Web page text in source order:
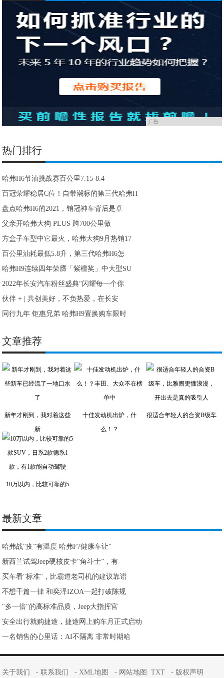
广告
热门排行
哈弗H6节油挑战赛百公里7.15-8.4
百冠荣耀稳居C位！自带潮标的第三代哈弗H
盘点哈弗H6的2021，销冠神车背后是卓
父亲开哈弗大狗 PLUS 跨700公里做
方盒子车型中它最火，哈弗大狗9月热销17
百公里油耗最低5.8升，第三代哈弗H6怎
哈弗H9连续四年荣膺「紫檀奖」中大型SU
2022年长安汽车粉丝盛典“闪耀每一个你
伙伴 + | 共创美好，不负热爱，在长安
同行九年 钜惠兄弟 哈弗H9置换购车限时
文章推荐
新年才刚到，我对着这些
新
十佳发动机出炉，什
么！？
很适合年轻人的合资B级车
10万以内，比较可靠的5
最新文章
哈弗战“疫”有温度 哈弗F7健康车让“
新西兰试驾Jeep硬核皮卡“角斗士”，有
买车看"标准"，比霸道老司机的建议靠谱
不想千篇一律 和奕泽IZOA一起打破陈规
"多一倍"的高标准品质，Jeep大指挥官
安全出行就购捷途，捷途网上购车月正式启动
一名销售的心里话：AI不隔离 非常时期哈
关于我们 -联系我们 -XML地图 - 网站地图 TXT - 版权声明